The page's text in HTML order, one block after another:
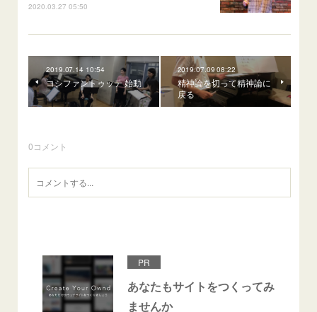
2020.03.27 05:50
2019.07.14 10:54
コシファントゥッテ 始動
2019.07.09 08:22
精神論を切って精神論に
戻る
0コメント
PR
あなたもサイトをつくってみ
ませんか